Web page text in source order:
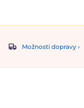
Možnosti dopravy ›